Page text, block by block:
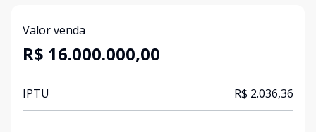
Valor venda
R$ 16.000.000,00
IPTU R$ 2.036,36